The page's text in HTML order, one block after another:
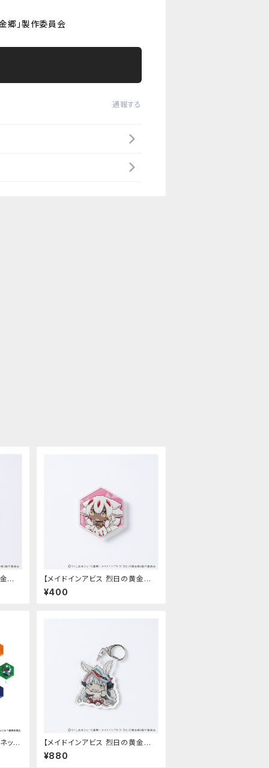
郷」製作委員会
通報する
郷】
【メイドインアビス 烈日の黄金郷】
マグネットバッジ（ファプタ）
¥400
ット
【メイドインアビス 烈日の黄金郷】
ラメ入りアクリルキーホルダー（ナ
ナチ）
¥880